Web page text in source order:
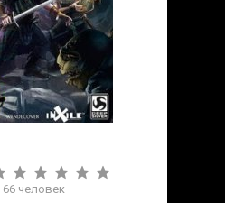
66 человек